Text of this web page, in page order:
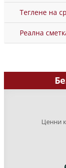
Теглене на
Реална
Ценни